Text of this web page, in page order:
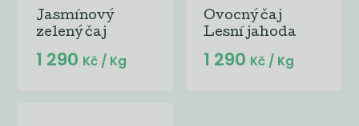
Jasmínový
zelený čaj
1 290 Kč / Kg
Ovocný čaj
Lesní jahoda
1 290 Kč / Kg